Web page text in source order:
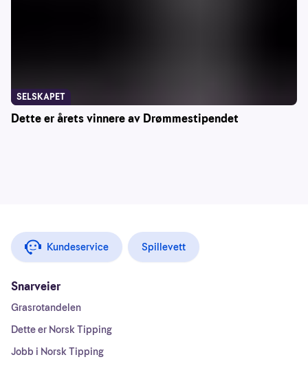
Dette er årets vinnere av Drømmestipendet
SELSKAPET
Kundeservice Spillevett
Snarveier
Grasrotandelen
Dette er Norsk Tipping
Jobb i Norsk Tipping